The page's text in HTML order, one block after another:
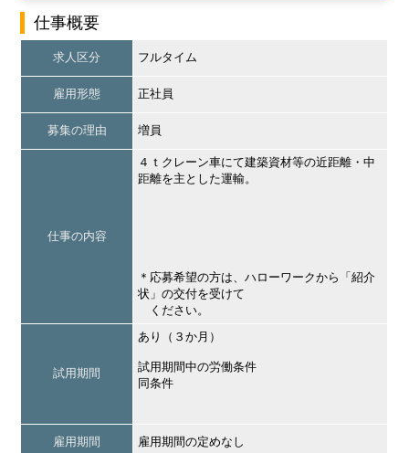
仕事概要
求人区分 フルタイム
雇用形態 正社員
募集の理由 増員
仕事の内容
４ｔクレーン車にて建築資材等の近距離・中
距離を主とした運輸。
＊応募希望の方は、ハローワークから「紹介
状」の交付を受けて
ください。
試用期間
あり（３か月）
試用期間中の労働条件
同条件
雇用期間 雇用期間の定めなし